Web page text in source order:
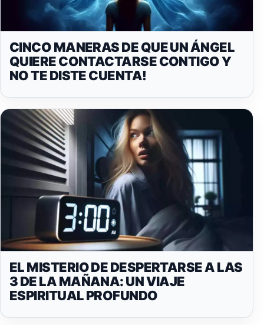
CINCO MANERAS DE QUE UN ÁNGEL
QUIERE CONTACTARSE CONTIGO Y
NO TE DISTE CUENTA!
EL MISTERIO DE DESPERTARSE A LAS
3 DE LA MAÑANA: UN VIAJE
ESPIRITUAL PROFUNDO